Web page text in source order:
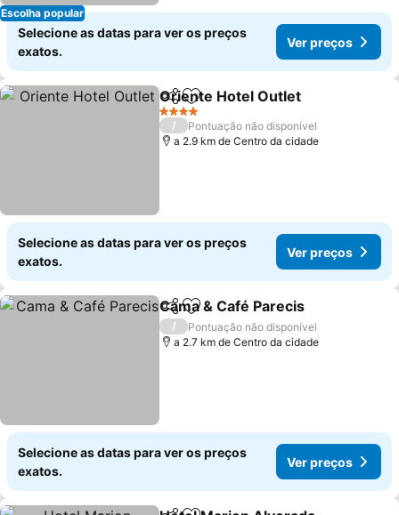
Escolha popular
Selecione as datas para ver os preços
exatos.
Ver preços
PartilharAdicionar aos favoritos
Oriente Hotel Outlet
4 Estrelas
/
Pontuação não disponível
a 2.9 km de Centro da cidade
Selecione as datas para ver os preços
exatos.
Ver preços
PartilharAdicionar aos favoritos
Cama & Café Parecis
/
Pontuação não disponível
a 2.7 km de Centro da cidade
Selecione as datas para ver os preços
exatos.
Ver preços